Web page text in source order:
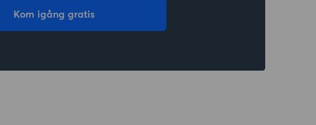
Kom igång gratis